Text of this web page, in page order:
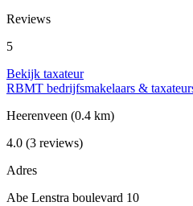
Reviews
5
Bekijk taxateur
RBMT bedrijfsmakelaars &
Heerenveen (0.4 km)
4.0 (3 reviews)
Adres
Abe Lenstra boulevard 10